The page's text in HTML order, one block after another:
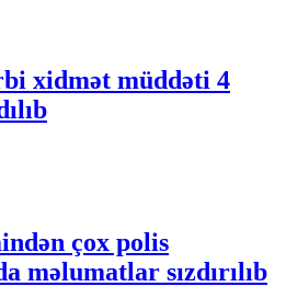
xidmət müddəti 4
çox polis
məlumatlar sızdırılıb